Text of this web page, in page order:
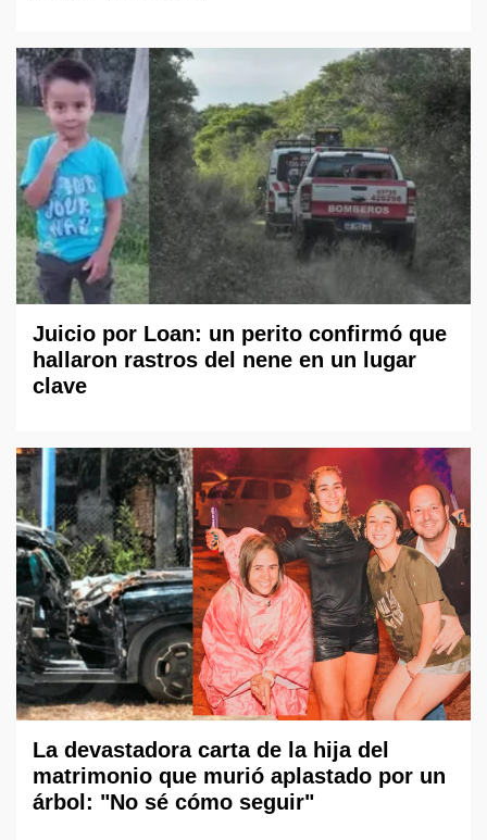
Juicio por Loan: un perito confirmó que
hallaron rastros del nene en un lugar
clave
La devastadora carta de la hija del
matrimonio que murió aplastado por un
árbol: "No sé cómo seguir"